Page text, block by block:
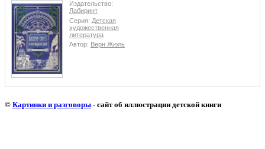
Издательство:
Лабиринт
Серия: Детская
художественная
литература
Автор: Верн Жюль
© Картинки и разговоры - сайт об иллюстрации детской книги